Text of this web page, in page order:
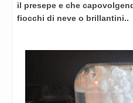
il presepe e che
fiocchi di neve o brillantini..